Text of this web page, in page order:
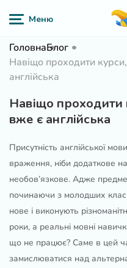
ГоловнаБлог
Навіщо проходити
англійська
Навіщо проходити
вже є англійська
Присутність англійської
враження, ніби додаткове
необов’язкове. Адже
починаючи з молодших
нове і виконують
роки, а реальні мовні
що не працює? Саме в цей
замислюватися над